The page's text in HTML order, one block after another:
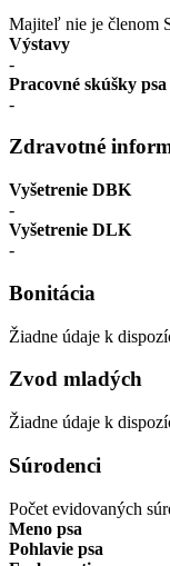
Majiteľ nie je členom
Výstavy
-
Pracovné skúšky psa
-
Zdravotné
Vyšetrenie DBK
-
Vyšetrenie DLK
-
Bonitácia
Žiadne údaje k
Zvod mladých
Žiadne údaje k
Súrodenci
Počet evidovaných
Meno psa
Pohlavie psa